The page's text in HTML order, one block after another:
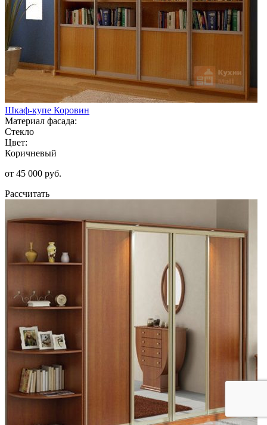
Шкаф-купе Коровин
Материал фасада:
Стекло
Цвет:
Коричневый
от 45 000 руб.
Рассчитать